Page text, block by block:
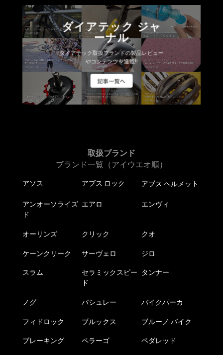
ダイアテック ジャ
ーナル
ダイアテック取扱ブランドの製品レビュー
やコンテンツを連載!!
記事一覧へ
取扱ブランド
ブランド一覧（アイウエオ順）
アソス アブス ロック アブス ヘルメット
アンオーソライズ
ド
エアロ エンヴィ
オーリンズ クリック クオ
ケーンクリーク サーヴェロ ジロ
スラム
セラミックスピー
ド
タンナー
ノグ パシュレー バイクパーカ
フィドロック ブルックス ブルーノ バイク
ブレーキング ペラーゴ ペダレッド